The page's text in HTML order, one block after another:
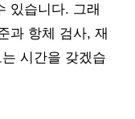
있습니다. 그래
과 항체 검사, 재
시간을 갖겠습